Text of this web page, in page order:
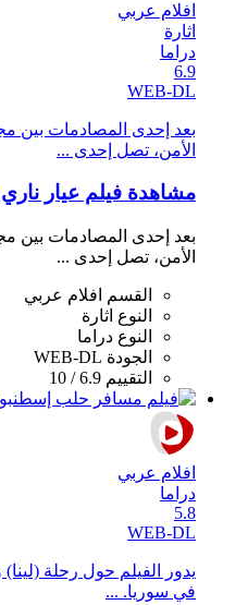
افلام عربي
اثارة
دراما
6.9
WEB-DL
بعد إحدى المصادمات بين
اﻷمن، تصل إحدى ...
مشاهدة فيلم عيار ناري 2018
بعد إحدى المصادمات بين
اﻷمن، تصل إحدى ...
القسم
افلام عربي
النوع اثارة
النوع دراما
الجودة WEB-DL
التقييم 6.9 / 10
افلام عربي
دراما
5.8
WEB-DL
يدور الفيلم حول رحلة
في سوريا. ...